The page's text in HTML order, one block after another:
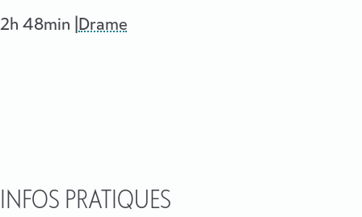
2h 48min | Drame
INFOS PRATIQUES